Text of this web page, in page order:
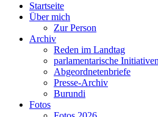
Startseite
Über mich
Zur Person
Archiv
Reden im Landtag
parlamentarische Initiativen
Abgeordnetenbriefe
Presse-Archiv
Burundi
Fotos